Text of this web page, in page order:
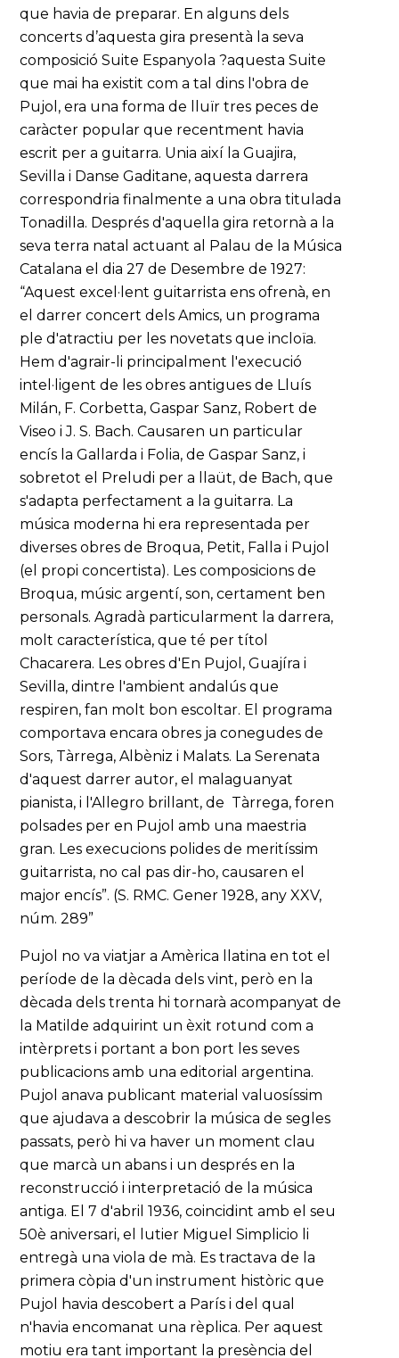
que havia de preparar. En alguns dels
concerts d’aquesta gira presentà la seva
composició Suite Espanyola ?aquesta Suite
que mai ha existit com a tal dins l'obra de
Pujol, era una forma de lluïr tres peces de
caràcter popular que recentment havia
escrit per a guitarra. Unia així la Guajira,
Sevilla i Danse Gaditane, aquesta darrera
correspondria finalmente a una obra titulada
Tonadilla. Després d'aquella gira retornà a la
seva terra natal actuant al Palau de la Música
Catalana el dia 27 de Desembre de 1927:
“Aquest excel·lent guitarrista ens ofrenà, en
el darrer concert dels Amics, un programa
ple d'atractiu per les novetats que incloïa.
Hem d'agrair-li principalment l'execució
intel·ligent de les obres antigues de Lluís
Milán, F. Corbetta, Gaspar Sanz, Robert de
Viseo i J. S. Bach. Causaren un particular
encís la Gallarda i Folia, de Gaspar Sanz, i
sobretot el Preludi per a llaüt, de Bach, que
s'adapta perfectament a la guitarra. La
música moderna hi era representada per
diverses obres de Broqua, Petit, Falla i Pujol
(el propi concertista). Les composicions de
Broqua, músic argentí, son, certament ben
personals. Agradà particularment la darrera,
molt característica, que té per títol
Chacarera. Les obres d'En Pujol, Guajíra i
Sevilla, dintre l'ambient andalús que
respiren, fan molt bon escoltar. El programa
comportava encara obres ja conegudes de
Sors, Tàrrega, Albèniz i Malats. La Serenata
d'aquest darrer autor, el malaguanyat
pianista, i l'Allegro brillant, de Tàrrega, foren
polsades per en Pujol amb una maestria
gran. Les execucions polides de meritíssim
guitarrista, no cal pas dir-ho, causaren el
major encís”. (S. RMC. Gener 1928, any XXV,
núm. 289”
Pujol no va viatjar a Amèrica llatina en tot el
període de la dècada dels vint, però en la
dècada dels trenta hi tornarà acompanyat de
la Matilde adquirint un èxit rotund com a
intèrprets i portant a bon port les seves
publicacions amb una editorial argentina.
Pujol anava publicant material valuosíssim
que ajudava a descobrir la música de segles
passats, però hi va haver un moment clau
que marcà un abans i un després en la
reconstrucció i interpretació de la música
antiga. El 7 d'abril 1936, coincidint amb el seu
50è aniversari, el lutier Miguel Simplicio li
entregà una viola de mà. Es tractava de la
primera còpia d'un instrument històric que
Pujol havia descobert a París i del qual
n'havia encomanat una rèplica. Per aquest
motiu era tant important la presència del